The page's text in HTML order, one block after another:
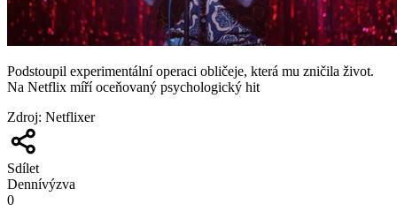
Podstoupil experimentální operaci obličeje, která mu zničila život.
Na Netflix míří oceňovaný psychologický hit
Zdroj: Netflixer
Sdílet
Dennívýzva
0